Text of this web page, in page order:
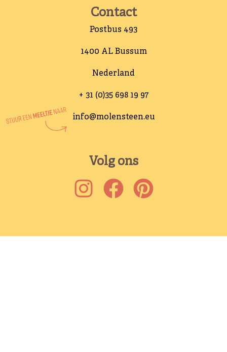
Contact
Postbus 493
1400 AL Bussum
Nederland
+ 31 (0)35 698 19 97
info@molensteen.eu
Volg ons